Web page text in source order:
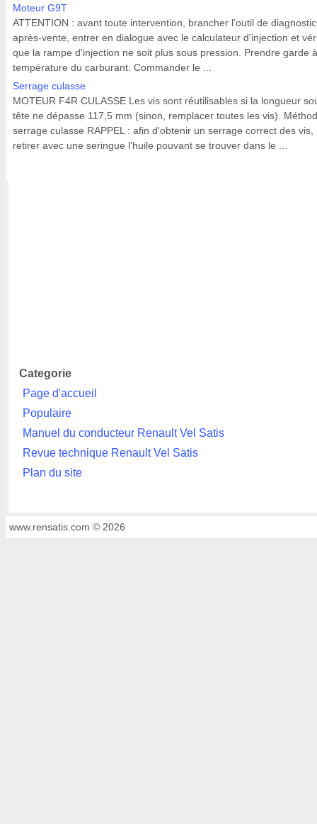
Moteur G9T
ATTENTION : avant toute intervention, brancher l'outil de diagnostic
après-vente, entrer en dialogue avec le calculateur d'injection et
que la rampe d'injection ne soit plus sous pression. Prendre garde
température du carburant. Commander le ...
Serrage culasse
MOTEUR F4R CULASSE Les vis sont réutilisables si la longueur
tête ne dépasse 117,5 mm (sinon, remplacer toutes les vis).
serrage culasse RAPPEL : afin d'obtenir un serrage correct des vis,
retirer avec une seringue l'huile pouvant se trouver dans le ...
Categorie
Page d'accueil
Populaire
Manuel du conducteur Renault Vel Satis
Revue technique Renault Vel Satis
Plan du site
www.rensatis.com © 2026